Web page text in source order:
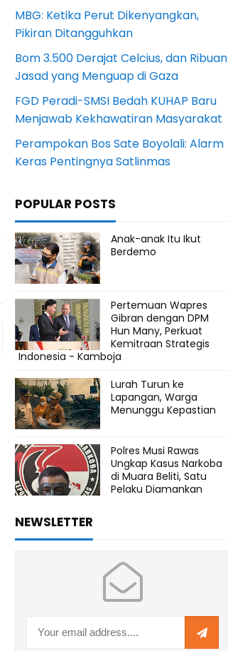
MBG: Ketika Perut Dikenyangkan,
Pikiran Ditangguhkan
Bom 3.500 Derajat Celcius, dan Ribuan
Jasad yang Menguap di Gaza
FGD Peradi-SMSI Bedah KUHAP Baru
Menjawab Kekhawatiran Masyarakat
Perampokan Bos Sate Boyolali: Alarm
Keras Pentingnya Satlinmas
POPULAR POSTS
Anak-anak Itu Ikut
Berdemo
Pertemuan Wapres
Gibran dengan DPM
Hun Many, Perkuat
Kemitraan Strategis
Indonesia - Kamboja
Lurah Turun ke
Lapangan, Warga
Menunggu Kepastian
Polres Musi Rawas
Ungkap Kasus Narkoba
di Muara Beliti, Satu
Pelaku Diamankan
NEWSLETTER